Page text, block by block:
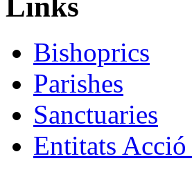
Bishoprics
Parishes
Sanctuaries
Entitats